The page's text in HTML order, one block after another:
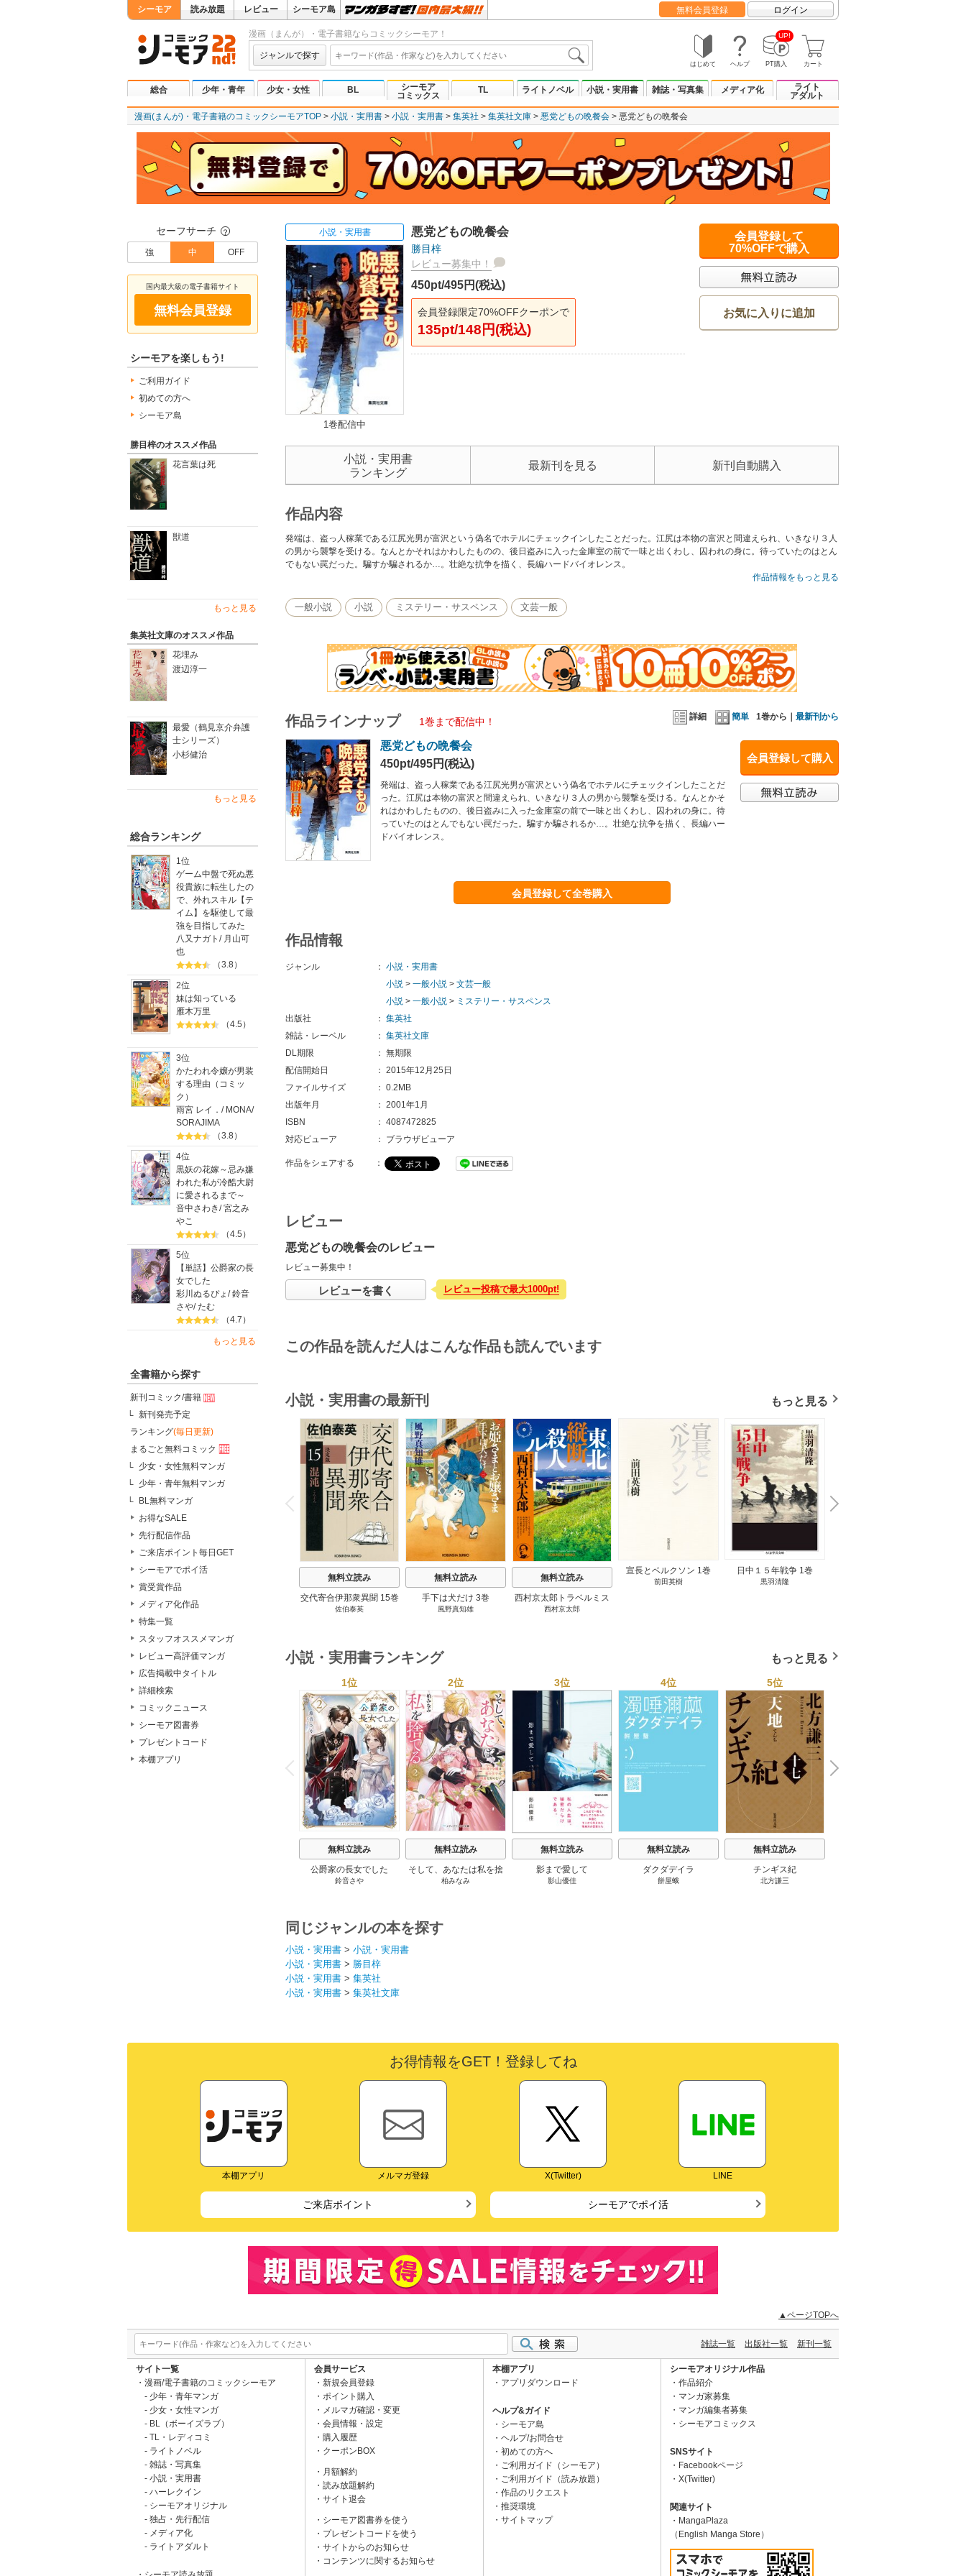
シーモア 読み放題 レビュー シーモア島 無料会員登録 ログイン
漫画（まんが）・電子書籍ならコミックシーモア！
ジャンルで探す
はじめて ヘルプ
UP!
PT購入 カート
総合 少年・青年 少女・女性 BL
シーモア
コミックス
TL ライトノベル 小説・実用書 雑誌・写真集 メディア化
ライト
アダルト
漫画(まんが)・電子書籍のコミックシーモアTOP 小説・実用書 小説・実用書 集英社 集英社文庫 悪党どもの晩餐会 悪党どもの晩餐会
セーフサーチ ？
強 中 OFF
国内最大級の電子書籍サイト
無料会員登録
シーモアを楽しもう!
ご利用ガイド
初めての方へ
シーモア島
勝目梓のオススメ作品
花言葉は死
獣道
もっと見る
集英社文庫のオススメ作品
花埋み
渡辺淳一
最愛（鶴見京介弁護
士シリーズ）
小杉健治
もっと見る
総合ランキング
1位
ゲーム中盤で死ぬ悪
役貴族に転生したの
で、外れスキル【テ
イム】を駆使して最
強を目指してみた
八又ナガト / 月山可
也
（3.8）
2位
妹は知っている
雁木万里
（4.5）
3位
かたわれ令嬢が男装
する理由（コミッ
ク）
雨宮 レイ． / MONA/
SORAJIMA
（3.8）
4位
黒妖の花嫁～忌み嫌
われた私が冷酷大尉
に愛されるまで～
音中さわき/宮之み
やこ
（4.5）
5位
【単話】公爵家の長
女でした
彩川ぬるぴょ /鈴音
さや/たむ
（4.7）
もっと見る
全書籍から探す
新刊コミック/書籍
新刊発売予定
ランキング(毎日更新)
まるごと無料コミック
少女・女性無料マンガ
少年・青年無料マンガ
BL無料マンガ
お得なSALE
先行配信作品
ご来店ポイント毎日GET
シーモアでポイ活
賞受賞作品
メディア化作品
特集一覧
スタッフオススメマンガ
レビュー高評価マンガ
広告掲載中タイトル
詳細検索
コミックニュース
シーモア図書券
プレゼントコード
本棚アプリ
小説・実用書
1巻配信中
悪党どもの晩餐会
勝目梓
レビュー募集中！
450pt/495円(税込)
会員登録限定70%OFFクーポンで
135pt/148円(税込)
会員登録して
70%OFFで購入
お気に入りに追加
小説・実用書
ランキング
最新刊を見る 新刊自動購入
作品内容
発端は、盗っ人稼業である江尻光男が富沢という偽名でホテルにチェックインしたことだった。江尻は本物の富沢と間違えられ、いきなり３人
の男から襲撃を受ける。なんとかそれはかわしたものの、後日盗みに入った金庫室の前で一味と出くわし、囚われの身に。待っていたのはとん
でもない罠だった。騙すか騙されるか…。壮絶な抗争を描く、長編ハードバイオレンス。
作品情報をもっと見る
一般小説 小説 ミステリー・サスペンス 文芸一般
詳細 簡単 1巻から｜ 最新刊から
作品ラインナップ 1巻まで配信中！
会員登録して購入
悪党どもの晩餐会
450pt/495円(税込)
発端は、盗っ人稼業である江尻光男が富沢という偽名でホテルにチェックインしたことだ
った。江尻は本物の富沢と間違えられ、いきなり３人の男から襲撃を受ける。なんとかそ
れはかわしたものの、後日盗みに入った金庫室の前で一味と出くわし、囚われの身に。待
っていたのはとんでもない罠だった。騙すか騙されるか…。壮絶な抗争を描く、長編ハー
ドバイオレンス。
会員登録して全巻購入
作品情報
ジャンル ： 小説・実用書
小説 > 一般小説 > 文芸一般
小説 > 一般小説 > ミステリー・サスペンス
出版社
： 集英社
雑誌・レーベル
： 集英社文庫
DL期限
： 無期限
配信開始日
： 2015年12月25日
ファイルサイズ
： 0.2MB
出版年月
： 2001年1月
ISBN
： 4087472825
対応ビューア
： ブラウザビューア
作品をシェアする ：
レビュー
悪党どもの晩餐会のレビュー
レビュー募集中！
レビューを書く レビュー投稿で最大1000pt!
この作品を読んだ人はこんな作品も読んでいます
小説・実用書の最新刊 もっと見る
P
r
e
i
o
u
s
無料立読み
交代寄合伊那衆異聞 15巻
佐伯泰英
無料立読み
手下は犬だけ 3巻
風野真知雄
無料立読み
西村京太郎トラベルミス
テリー・セレクション 2
西村京太郎
宣長とベルクソン 1巻
前田英樹
日中１５年戦争 1巻
黒羽清隆
N
e
x
t
小説・実用書ランキング もっと見る
P
r
e
v
i
o
u
s
1位
無料立読み
公爵家の長女でした
鈴音さや
2位
無料立読み
そして、あなたは私を捨
てる
柏みなみ
3位
無料立読み
影まで愛して
影山優佳
4位
無料立読み
ダクダデイラ
餅屋蛾
5位
無料立読み
チンギス紀
北方謙三
N
x
同じジャンルの本を探す
小説・実用書 > 小説・実用書
小説・実用書 > 勝目梓
小説・実用書 > 集英社
小説・実用書 > 集英社文庫
お得情報をGET！登録してね
本棚アプリ メルマガ登録 X(Twitter) LINE
ご来店ポイント シーモアでポイ活
▲ページTOPへ
雑誌一覧 出版社一覧 新刊一覧
サイト一覧
漫画/電子書籍のコミックシーモア
少年・青年マンガ
少女・女性マンガ
BL（ボーイズラブ）
TL・レディコミ
ライトノベル
雑誌・写真集
小説・実用書
ハーレクイン
シーモアオリジナル
独占・先行配信
メディア化
ライトアダルト
会員サービス
新規会員登録
ポイント購入
メルマガ確認・変更
会員情報・設定
購入履歴
クーポンBOX
月額解約
読み放題解約
サイト退会
シーモア図書券を使う
プレゼントコードを使う
サイトからのお知らせ
コンテンツに関するお知らせ
本棚アプリ
アプリダウンロード
ヘルプ&ガイド
シーモア島
ヘルプ/お問合せ
初めての方へ
ご利用ガイド（シーモア）
ご利用ガイド（読み放題）
作品のリクエスト
推奨環境
サイトマップ
シーモアオリジナル作品
作品紹介
マンガ家募集
マンガ編集者募集
シーモアコミックス
SNSサイト
Facebookページ
X(Twitter)
関連サイト
MangaPlaza
（English Manga Store）